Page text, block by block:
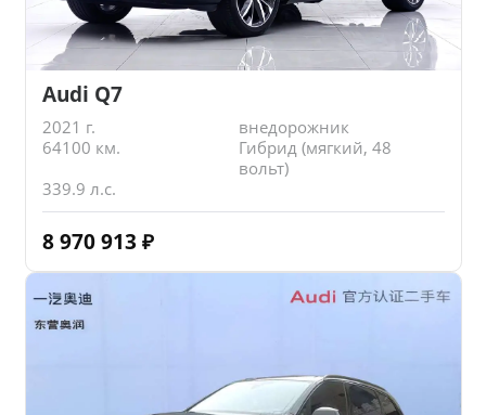
Audi Q7
2021 г.
внедорожник
64100 км.
Гибрид (мягкий, 48
вольт)
339.9 л.с.
8 970 913 ₽